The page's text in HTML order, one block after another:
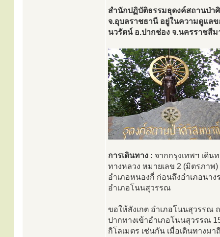
สำนักปฏิบัติธรรมธุดงค์สถานป่า
จ.อุบลราชธานี อยู่ในความดูแลข
นวรัตน์ อ.ปากช่อง จ.นครราชสีม
การเดินทาง : จากกรุงเทพฯ เดิน
ทางหลวง หมายเลข 2 (มิตรภาพ
อำเภอหนองกี่ ก่อนถึงอำเภอนา
อำเภอโนนสุวรรณ
ขอให้สังเกต อำเภอโนนสุวรรณ
ปากทางเข้าอำเภอโนนสุวรรณ
กิโลเมตร เช่นกัน เมื่อเดินทาง